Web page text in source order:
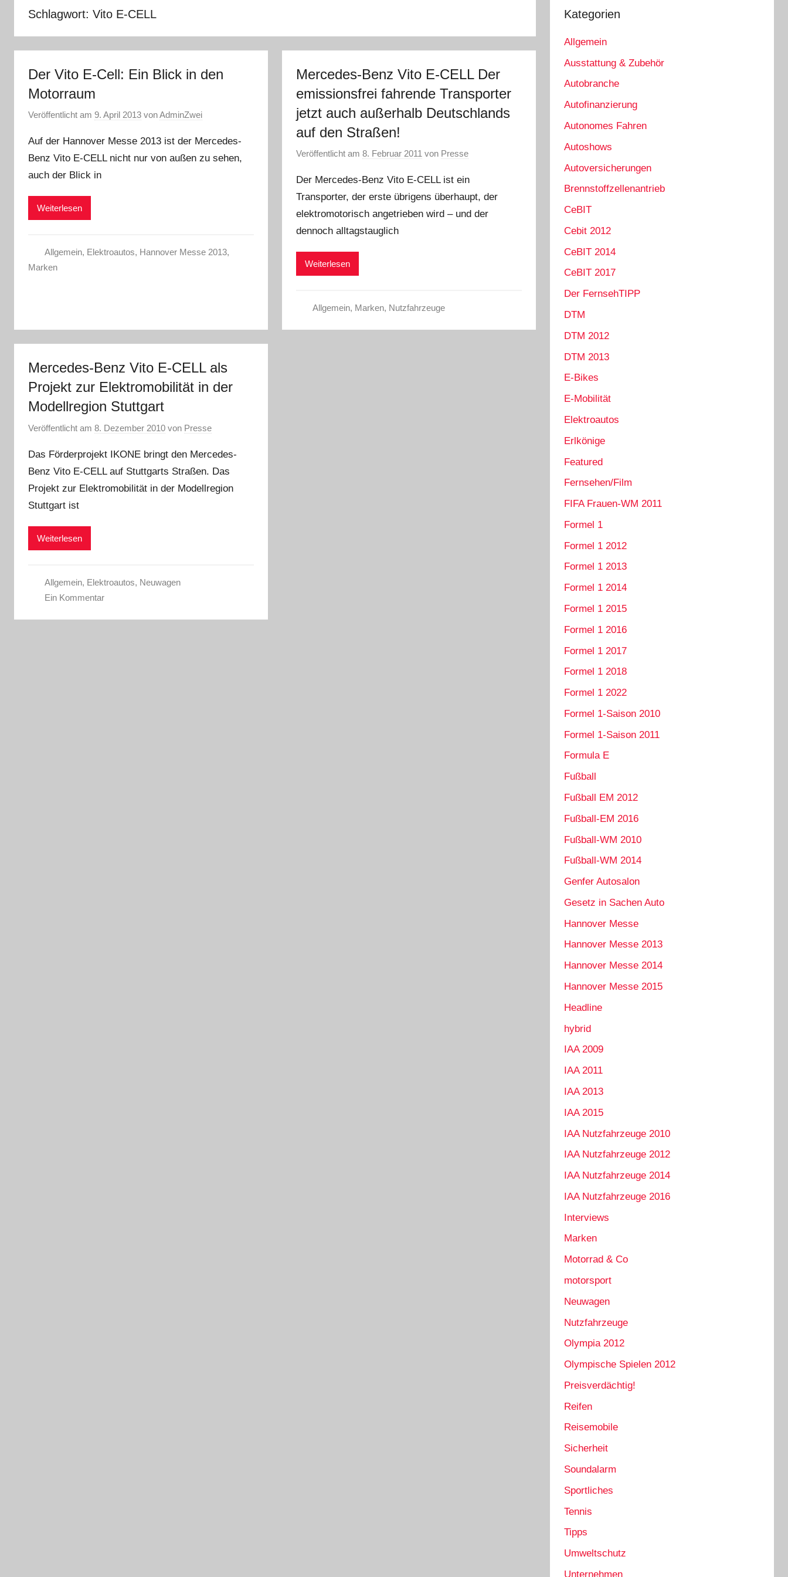
Schlagwort: Vito E-CELL
Der Vito E-Cell: Ein Blick in den
Motorraum
Veröffentlicht am 9. April 2013 vonAdminZwei
Auf der Hannover Messe 2013 ist der Mercedes-
Benz Vito E-CELL nicht nur von außen zu sehen,
auch der Blick in
Weiterlesen
Allgemein, Elektroautos, Hannover Messe 2013,
Marken
Mercedes-Benz Vito E-CELL Der
emissionsfrei fahrende Transporter
jetzt auch außerhalb Deutschlands
auf den Straßen!
Veröffentlicht am8. Februar 2011 von Presse
Der Mercedes-Benz Vito E-CELL ist ein
Transporter, der erste übrigens überhaupt, der
elektromotorisch angetrieben wird – und der
dennoch alltagstauglich
Weiterlesen
Allgemein, Marken, Nutzfahrzeuge
Mercedes-Benz Vito E-CELL als
Projekt zur Elektromobilität in der
Modellregion Stuttgart
Veröffentlicht am 8. Dezember 2010 von Presse
Das Förderprojekt IKONE bringt den Mercedes-
Benz Vito E-CELL auf Stuttgarts Straßen. Das
Projekt zur Elektromobilität in der Modellregion
Stuttgart ist
Weiterlesen
Allgemein, Elektroautos, Neuwagen
Ein Kommentar
Kategorien
Allgemein
Ausstattung & Zubehör
Autobranche
Autofinanzierung
Autonomes Fahren
Autoshows
Autoversicherungen
Brennstoffzellenantrieb
CeBIT
Cebit 2012
CeBIT 2014
CeBIT 2017
Der FernsehTIPP
DTM
DTM 2012
DTM 2013
E-Bikes
E-Mobilität
Elektroautos
Erlkönige
Featured
Fernsehen/Film
FIFA Frauen-WM 2011
Formel 1
Formel 1 2012
Formel 1 2013
Formel 1 2014
Formel 1 2015
Formel 1 2016
Formel 1 2017
Formel 1 2018
Formel 1 2022
Formel 1-Saison 2010
Formel 1-Saison 2011
Formula E
Fußball
Fußball EM 2012
Fußball-EM 2016
Fußball-WM 2010
Fußball-WM 2014
Genfer Autosalon
Gesetz in Sachen Auto
Hannover Messe
Hannover Messe 2013
Hannover Messe 2014
Hannover Messe 2015
Headline
hybrid
IAA 2009
IAA 2011
IAA 2013
IAA 2015
IAA Nutzfahrzeuge 2010
IAA Nutzfahrzeuge 2012
IAA Nutzfahrzeuge 2014
IAA Nutzfahrzeuge 2016
Interviews
Marken
Motorrad & Co
motorsport
Neuwagen
Nutzfahrzeuge
Olympia 2012
Olympische Spielen 2012
Preisverdächtig!
Reifen
Reisemobile
Sicherheit
Soundalarm
Sportliches
Tennis
Tipps
Umweltschutz
Unternehmen